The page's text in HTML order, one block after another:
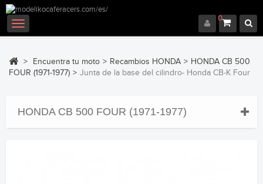
0
Navegación
Toggle
> Encuentra tu moto > Recambios HONDA > HONDA CB 500
FOUR (1971-1977) > Junta de la base del cilindro- Honda CB-K Four
HONDA CB 500 FOUR (1971-1977)